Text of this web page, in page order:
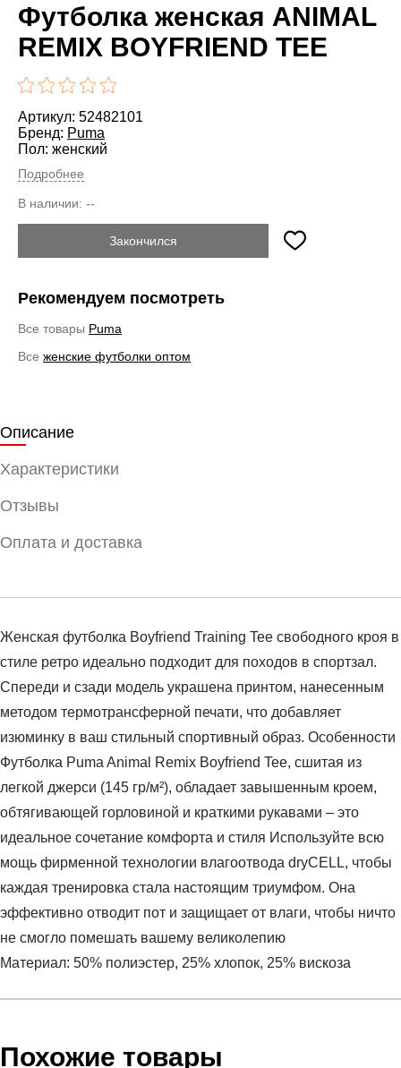
Футболка женская ANIMAL
REMIX BOYFRIEND TEE
Артикул: 52482101
Бренд: Puma
Пол: женский
Подробнее
В наличии: --
Закончился
Рекомендуем посмотреть
Все товары Puma
Все женские футболки оптом
Описание
Характеристики
Отзывы
Оплата и доставка
Женская футболка Boyfriend Training Tee свободного кроя в
стиле ретро идеально подходит для походов в спортзал.
Спереди и сзади модель украшена принтом, нанесенным
методом термотрансферной печати, что добавляет
изюминку в ваш стильный спортивный образ. Особенности
Футболка Puma Animal Remix Boyfriend Tee, сшитая из
легкой джерси (145 гр/м²), обладает завышенным кроем,
обтягивающей горловиной и краткими рукавами – это
идеальное сочетание комфорта и стиля Используйте всю
мощь фирменной технологии влагоотвода dryCELL, чтобы
каждая тренировка стала настоящим триумфом. Она
эффективно отводит пот и защищает от влаги, чтобы ничто
не смогло помешать вашему великолепию
Материал: 50% полиэстер, 25% хлопок, 25% вискоза
BOYFRIEND TEE
Заказ берется в работу только после оплаты счета.
Похожие товары